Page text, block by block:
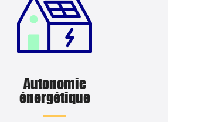
Autonomie
énergétique